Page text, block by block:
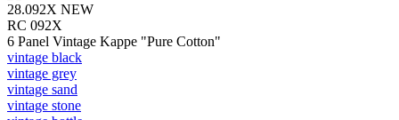
28.092X NEW
RC 092X
6 Panel Vintage Kappe "Pure Cotton"
vintage black
vintage grey
vintage sand
vintage stone